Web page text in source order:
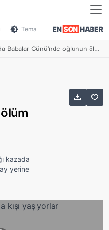
Tema
Günü’nde oğlunun ölüm haberini aldı
kazada
yerine